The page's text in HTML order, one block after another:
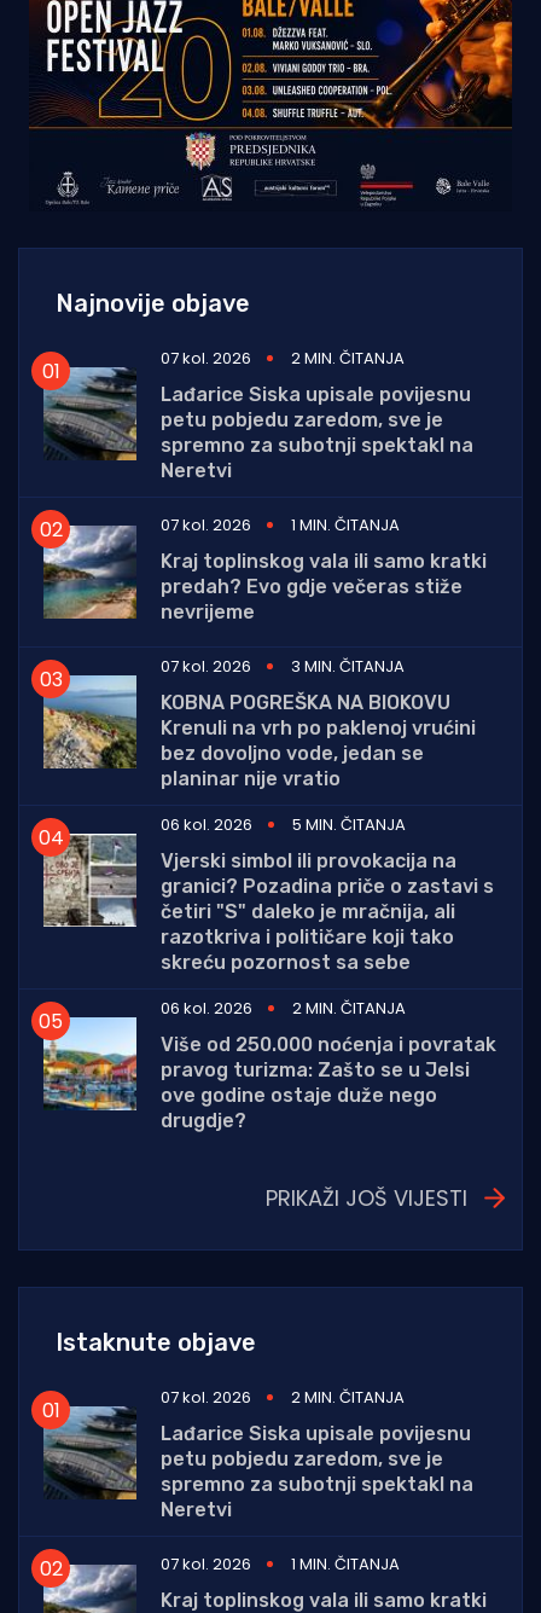
Najnovije objave
07 kol. 2026
2 MIN. ČITANJA
Lađarice Siska upisale povijesnu
petu pobjedu zaredom, sve je
spremno za subotnji spektakl na
Neretvi
07 kol. 2026
1 MIN. ČITANJA
Kraj toplinskog vala ili samo kratki
predah? Evo gdje večeras stiže
nevrijeme
07 kol. 2026
3 MIN. ČITANJA
KOBNA POGREŠKA NA BIOKOVU
Krenuli na vrh po paklenoj vrućini
bez dovoljno vode, jedan se
planinar nije vratio
06 kol. 2026
5 MIN. ČITANJA
Vjerski simbol ili provokacija na
granici? Pozadina priče o zastavi s
četiri "S" daleko je mračnija, ali
razotkriva i političare koji tako
skreću pozornost sa sebe
06 kol. 2026
2 MIN. ČITANJA
Više od 250.000 noćenja i povratak
pravog turizma: Zašto se u Jelsi
ove godine ostaje duže nego
drugdje?
PRIKAŽI JOŠ VIJESTI
Istaknute objave
07 kol. 2026
2 MIN. ČITANJA
Lađarice Siska upisale povijesnu
petu pobjedu zaredom, sve je
spremno za subotnji spektakl na
Neretvi
07 kol. 2026
1 MIN. ČITANJA
Kraj toplinskog vala ili samo kratki